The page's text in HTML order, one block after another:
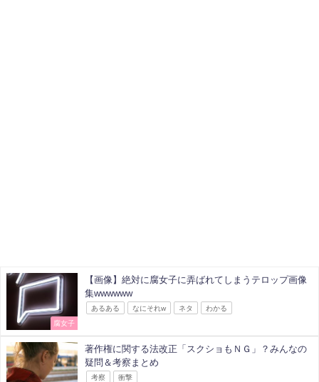
腐女子
【画像】絶対に腐女子に弄ばれてしまうテロップ画像
集wwwwww
あるある なにそれw ネタ わかる
著作権に関する法改正「スクショもＮＧ」？みんなの
疑問＆考察まとめ
考察 衝撃